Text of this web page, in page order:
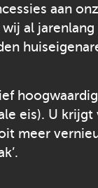
aan
al jarenlang
eis). U krijgt
meer